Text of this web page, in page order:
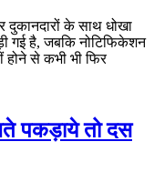
दुकानदारों के साथ धोखा
गई है, जबकि नोटिफिकेशन
होने से कभी भी फिर
पकड़ाये तो दस